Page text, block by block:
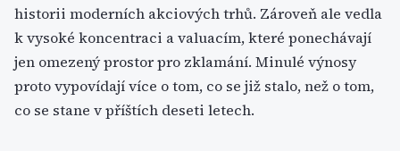
historii moderních akciových trhů. Zároveň ale vedla
k vysoké koncentraci a valuacím, které ponechávají
jen omezený prostor pro zklamání. Minulé výnosy
proto vypovídají více o tom, co se již stalo, než o tom,
co se stane v příštích deseti letech.